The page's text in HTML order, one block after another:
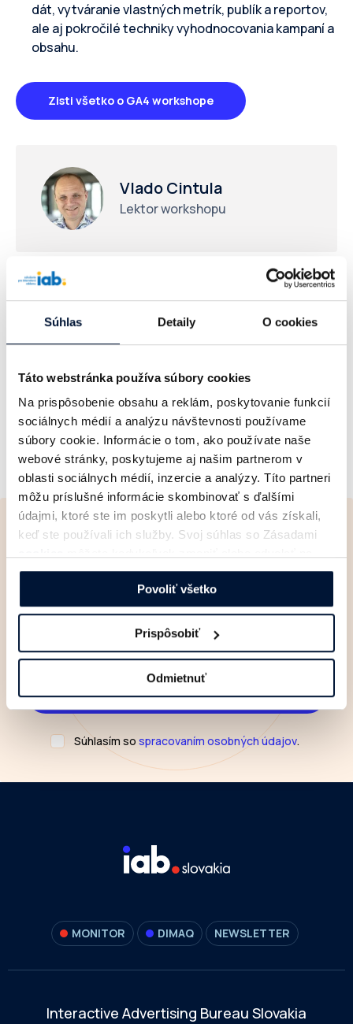
Súhlas Detaily O cookies
Táto webstránka používa súbory cookies
Na prispôsobenie obsahu a reklám, poskytovanie funkcií
sociálnych médií a analýzu návštevnosti používame
súbory cookie. Informácie o tom, ako používate naše
webové stránky, poskytujeme aj našim partnerom v
oblasti sociálnych médií, inzercie a analýzy. Títo partneri
môžu príslušné informácie skombinovať s ďalšími
údajmi, ktoré ste im poskytli alebo ktoré od vás získali,
keď ste používali ich služby. Svoj súhlas so Zásadami
našej webovej stránke.
Povoliť všetko
Prispôsobiť
Odmietnuť
dát, vytváranie vlastných metrík, publík a reportov,
ale aj pokročilé techniky vyhodnocovania kampaní a
obsahu.
Zisti všetko o GA4 workshope
Vlado Cintula
Lektor workshopu
Členovia IAB majú zvýhodnenú cenu so zľavou 30%.
Objednať vstupenku
Newsletter
Čerstvé informáciezo
sveta digitálnej reklamy
Súhlasím sospracovaním osobných údajov.
MONITOR DIMAQ NEWSLETTER
Interactive Advertising Bureau Slovakia